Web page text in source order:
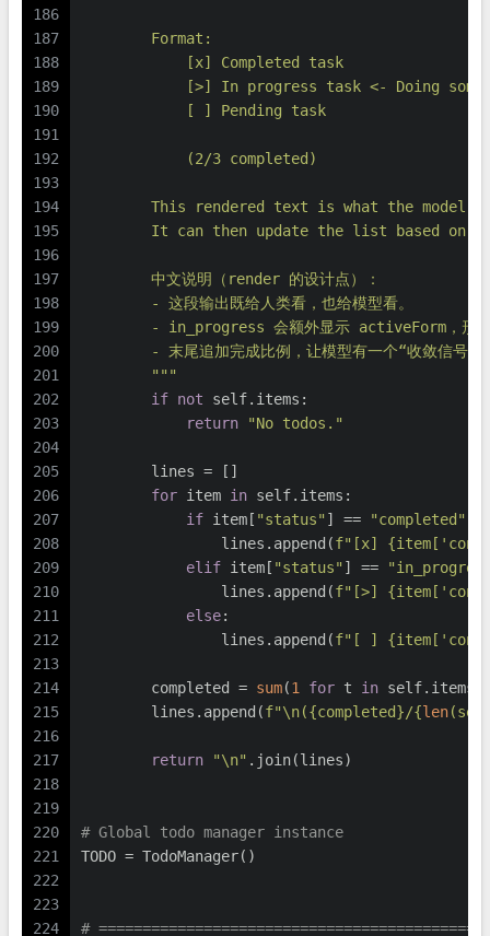
186
187
188
189
190
191
192
193
194
195
196
197
198
199
200
201
202
203
204
205
206
207
208
209
210
211
212
213
214
215
216
217
218
219
220
221
222
223
224
        Format:
            [x] Completed task
[>] In progress task <- Doing
            [ ] Pending task
            (2/3 completed)
This rendered text is what the model
It can then update the list based on
        中文说明（render 的设计点）：
        - 这段输出既给人类看，也给模型看。
- in_progress 会额外显示 activeForm，形
- 末尾追加完成比例，让模型有一个“收敛信号”
        """
if not self.items:
return
"No todos."
        lines = []
for item in self.items:
if item[ "status" ] == "completed"
                lines.append(
f"[x] {item[
elif item[ "status" ] ==
                lines.append(
f"[>] {item[
else:
                lines.append(
f"[ ] {item[
        completed =
sum(1 for t in self.items
        lines.append(
f"\n({completed}/{len
return "\n" .join(lines)
# Global todo manager instance
TODO = TodoManager()
#